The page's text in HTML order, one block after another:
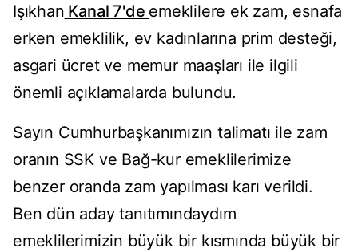
Işıkhan Kanal 7'de emeklilere ek zam, esnafa
erken emeklilik, ev kadınlarına prim desteği,
asgari ücret ve memur maaşları ile ilgili
önemli açıklamalarda bulundu.
Sayın Cumhurbaşkanımızın talimatı ile zam
oranın SSK ve Bağ-kur emeklilerimize
benzer oranda zam yapılması karı verildi.
Ben dün aday tanıtımındaydım
emeklilerimizin büyük bir kısmında büyük bir